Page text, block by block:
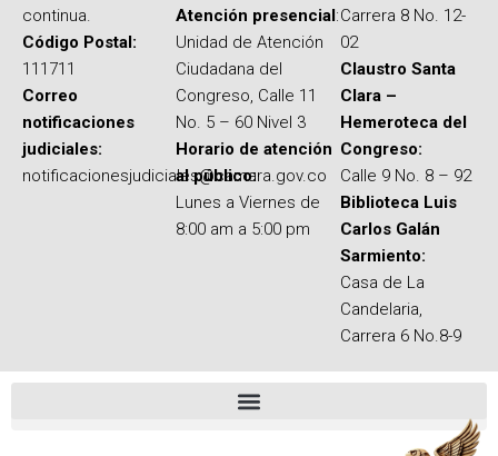
continua.
Código Postal:
111711
Correo
notificaciones
judiciales:
notificacionesjudiciales@camara.gov.co
Atención presencial:
Unidad de Atención
Ciudadana del
Congreso, Calle 11
No. 5 – 60 Nivel 3
Horario de atención
al público:
Lunes a Viernes de
8:00 am a 5:00 pm
Carrera 8 No. 12-
02
Claustro Santa
Clara –
Hemeroteca del
Congreso:
Calle 9 No. 8 – 92
Biblioteca Luis
Carlos Galán
Sarmiento:
Casa de La
Candelaria,
Carrera 6 No.8-9